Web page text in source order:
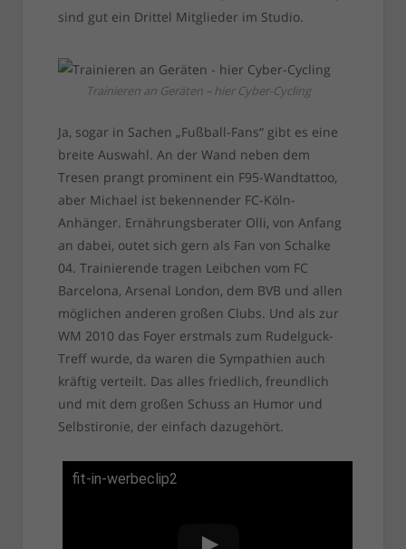
sind gut ein Drittel Mitglieder im Studio.
Trainieren an Geräten – hier Cyber-Cycling
Ja, sogar in Sachen „Fußball-Fans“ gibt es eine
breite Auswahl. An der Wand neben dem
Tresen prangt prominent ein F95-Wandtattoo,
aber Michael ist bekennender FC-Köln-
Anhänger. Ernährungsberater Olli, von Anfang
an dabei, outet sich gern als Fan von Schalke
04. Trainierende tragen Leibchen vom FC
Barcelona, Arsenal London, dem BVB und allen
möglichen anderen großen Clubs. Und als zur
WM 2010 das Foyer erstmals zum Rudelguck-
Treff wurde, da waren die Sympathien auch
kräftig verteilt. Das alles friedlich, freundlich
und mit dem großen Schuss an Humor und
Selbstironie, der einfach dazugehört.
fit-in-werbeclip2